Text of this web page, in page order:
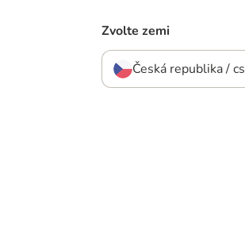
Zvolte zemi
Česká republika / cs